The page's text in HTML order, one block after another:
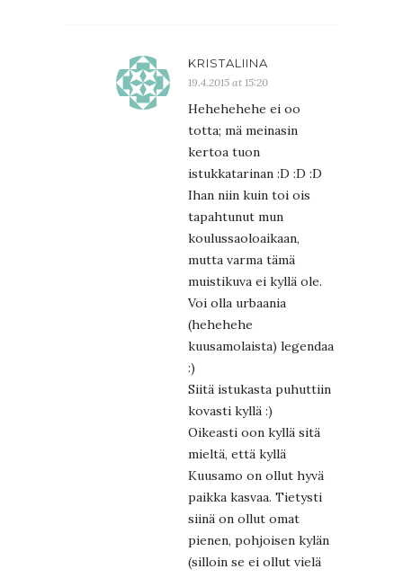
KRISTALIINA
19.4.2015 at 15:20
Hehehehehe ei oo
totta; mä meinasin
kertoa tuon
istukkatarinan :D :D :D
Ihan niin kuin toi ois
tapahtunut mun
koulussaoloaikaan,
mutta varma tämä
muistikuva ei kyllä ole.
Voi olla urbaania
(hehehehe
kuusamolaista) legendaa
:)
Siitä istukasta puhuttiin
kovasti kyllä :)
Oikeasti oon kyllä sitä
mieltä, että kyllä
Kuusamo on ollut hyvä
paikka kasvaa. Tietysti
siinä on ollut omat
pienen, pohjoisen kylän
(silloin se ei ollut vielä